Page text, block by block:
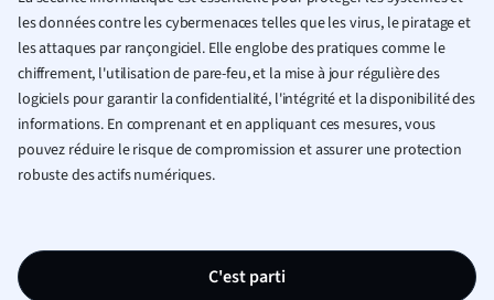
les données contre les cybermenaces telles que les virus, le piratage et
les attaques par rançongiciel. Elle englobe des pratiques comme le
chiffrement, l'utilisation de pare-feu, et la mise à jour régulière des
logiciels pour garantir la confidentialité, l'intégrité et la disponibilité des
informations. En comprenant et en appliquant ces mesures, vous
pouvez réduire le risque de compromission et assurer une protection
robuste des actifs numériques.
C'est parti